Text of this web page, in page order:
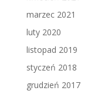
marzec 2021
luty 2020
listopad 2019
styczeń 2018
grudzień 2017